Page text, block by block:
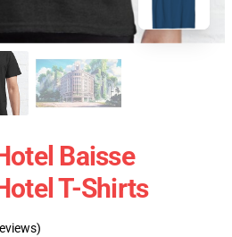
Baisse
T-Shirts